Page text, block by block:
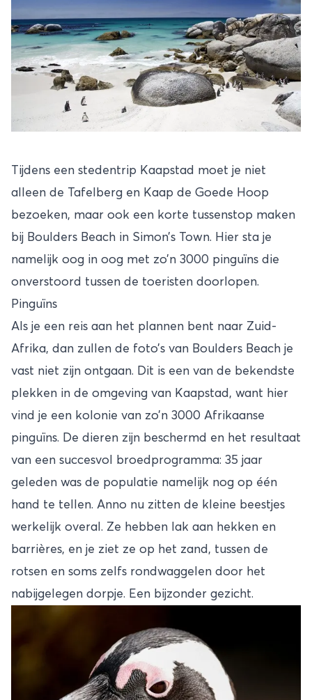
Tijdens een stedentrip Kaapstad moet je niet
alleen de Tafelberg en Kaap de Goede Hoop
bezoeken, maar ook een korte tussenstop maken
bij Boulders Beach in Simon’s Town. Hier sta je
namelijk oog in oog met zo’n 3000 pinguïns die
onverstoord tussen de toeristen doorlopen.
Pinguïns
Als je een reis aan het plannen bent naar Zuid-
Afrika, dan zullen de foto’s van Boulders Beach je
vast niet zijn ontgaan. Dit is een van de bekendste
plekken in de omgeving van Kaapstad, want hier
vind je een kolonie van zo’n 3000 Afrikaanse
pinguïns. De dieren zijn beschermd en het resultaat
van een succesvol broedprogramma: 35 jaar
geleden was de populatie namelijk nog op één
hand te tellen. Anno nu zitten de kleine beestjes
werkelijk overal. Ze hebben lak aan hekken en
barrières, en je ziet ze op het zand, tussen de
rotsen en soms zelfs rondwaggelen door het
nabijgelegen dorpje. Een bijzonder gezicht.